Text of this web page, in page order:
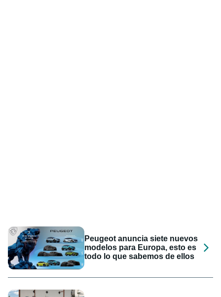
Peugeot anuncia siete nuevos
modelos para Europa, esto es
todo lo que sabemos de ellos